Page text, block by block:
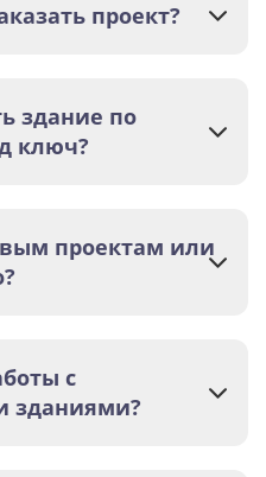
проект?
здание по
ключ?
проектам или
с
зданиями?